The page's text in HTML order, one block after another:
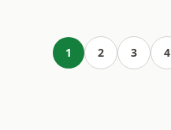
1 2 3 4